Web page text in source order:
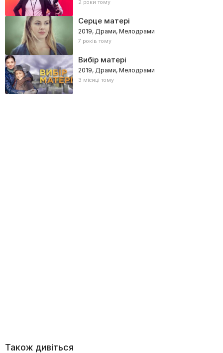
2 роки тому
Серце матері
2019, Драми, Мелодрами
7 років тому
Вибір матері
2019, Драми, Мелодрами
3 місяці тому
Також дивіться